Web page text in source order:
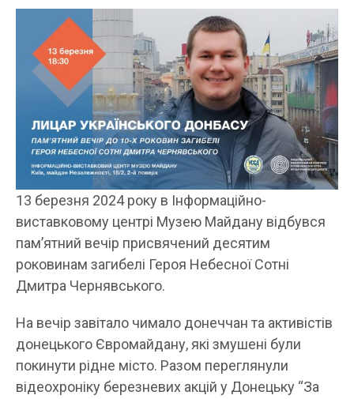
13 березня 2024 року в Інформаційно-
виставковому центрі Музею Майдану відбувся
пам’ятний вечір присвячений десятим
роковинам загибелі Героя Небесної Сотні
Дмитра Чернявського.
На вечір завітало чимало донеччан та активістів
донецького Євромайдану, які змушені були
покинути рідне місто. Разом переглянули
відеохроніку березневих акцій у Донецьку “За